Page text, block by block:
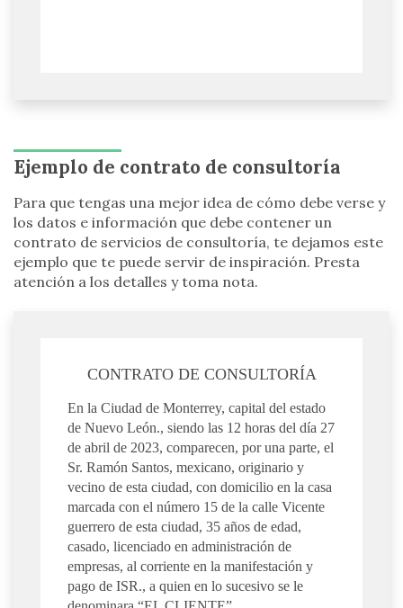
Ejemplo de contrato de consultoría
Para que tengas una mejor idea de cómo debe verse y
los datos e información que debe contener un
contrato de servicios de consultoría, te dejamos este
ejemplo que te puede servir de inspiración. Presta
atención a los detalles y toma nota.
CONTRATO DE CONSULTORÍA
En la Ciudad de Monterrey, capital del estado
de Nuevo León., siendo las 12 horas del día 27
de abril de 2023, comparecen, por una parte, el
Sr. Ramón Santos, mexicano, originario y
vecino de esta ciudad, con domicilio en la casa
marcada con el número 15 de la calle Vicente
guerrero de esta ciudad, 35 años de edad,
casado, licenciado en administración de
empresas, al corriente en la manifestación y
pago de ISR., a quien en lo sucesivo se le